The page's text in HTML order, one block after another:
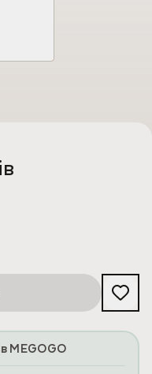
MEGOGO